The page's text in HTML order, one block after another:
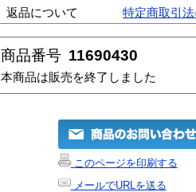
返品について
特定商取引
商品番号 11690430
本商品は販売を終了しました
このページを印刷する
メールでURLを送る